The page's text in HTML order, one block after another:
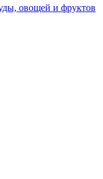
овощей и фруктов